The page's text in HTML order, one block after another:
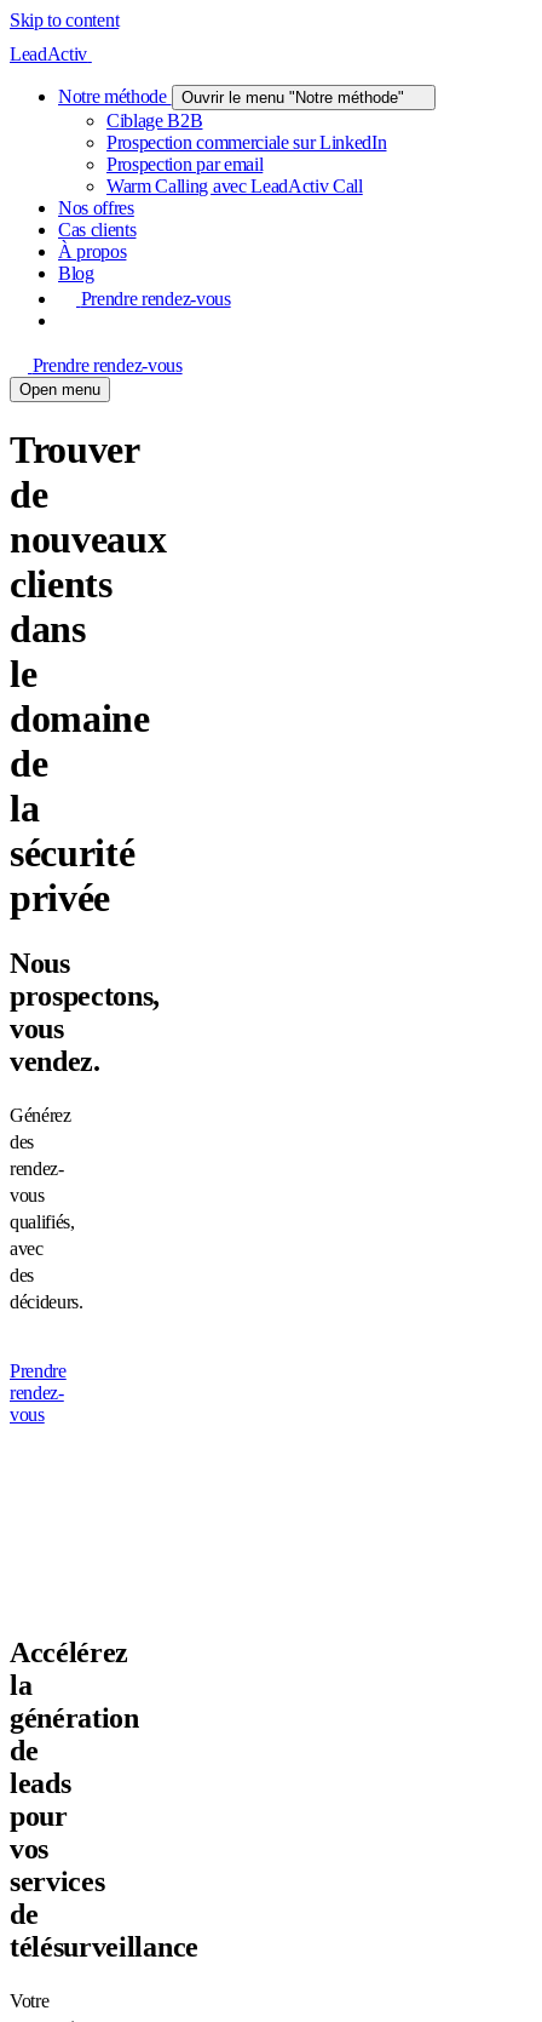
Skip to content
LeadActiv
Notre méthode Ouvrir le menu "Notre méthode"
Ciblage B2B
Prospection commerciale sur LinkedIn
Prospection par email
Warm Calling avec LeadActiv Call
Nos offres
Cas clients
À propos
Blog
Prendre rendez-vous
Prendre rendez-vous
Open menu
Trouver
de
nouveaux
clients
dans
le
domaine
de
la
sécurité
privée
Nous
prospectons,
vous
vendez.
Générez
des
rendez-
vous
qualifiés,
avec
des
décideurs.
Prendre
rendez-
vous
Accélérez
la
génération
de
leads
pour
vos
services
de
télésurveillance
Votre